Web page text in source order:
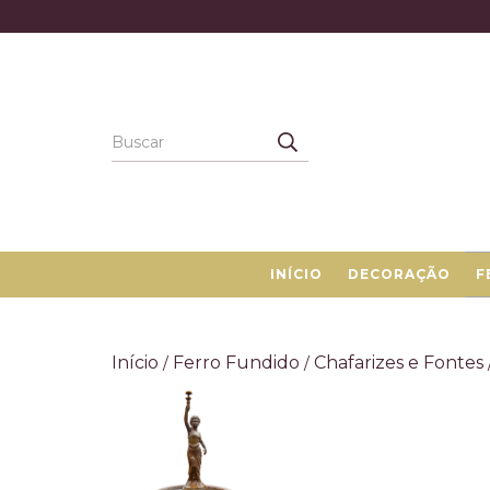
INÍCIO DECORAÇÃO
Início / Ferro Fundido / Chafarizes e Fontes